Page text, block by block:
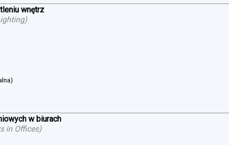
wnętrz
)
w biurach
in Offices)